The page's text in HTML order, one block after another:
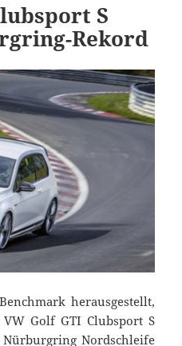
S
Rekord
herausgestellt,
Golf GTI Clubsport S
Nordschleife